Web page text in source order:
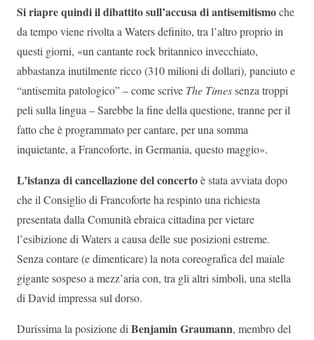
Si riapre quindi il dibattito sull’accusa di antisemitismoche
da tempo viene rivolta a Waters definito, tra l’altro proprio in
questi giorni, «un cantante rock britannico invecchiato,
abbastanza inutilmente ricco (310 milioni di dollari), panciuto e
“antisemita patologico” – come scrive The Timessenza troppi
peli sulla lingua – Sarebbe la fine della questione, tranne per il
fatto che è programmato per cantare, per una somma
inquietante, a Francoforte, in Germania, questo maggio».
L’istanza di cancellazione del concertoè stata avviata dopo
che il Consiglio di Francoforte ha respinto una richiesta
presentata dalla Comunità ebraica cittadina per vietare
l’esibizione di Waters a causa delle sue posizioni estreme.
Senza contare (e dimenticare) la nota coreografica del maiale
gigante sospeso a mezz’aria con, tra gli altri simboli, una stella
di David impressa sul dorso.
Durissima la posizione diBenjamin Graumann, membro del